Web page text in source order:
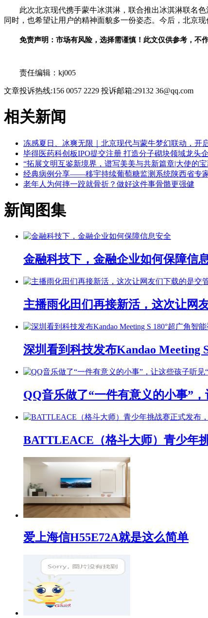
此次北京现代携手蒙牛冰淇淋，联合推出冰淇淋联名
同时，也希望让用户的精神面貌多一份姿态。今后，北京
免责声明：市场有风险，选择需谨慎！此文仅供参考，不作
责任编辑：kj005
文章投诉热线:156 0057 2229 投诉邮箱:29132 36@qq.com
相关新闻
冻感夏日、冰爽无限｜北京现代与蒙牛梦幻联动，开
毕得医药科创板IPO提交注册 打造分子砌块领域龙头
“拓展文明互鉴新境界，谱写美美与共新篇章|大使的
经典病例分享——移宇持续葡萄糖监测系统陕西省专
老年人为何摔一跤就骨折？做好这件事骨骼更强健
新闻图集
金融科技下，金融企业如何保障信
主播雨化田们再接新活，这次让网
深圳看到科技发布Kandao Meeting
QQ音乐做了“一件有意义的小事”
BATTLEACE（格斗大师）青少年
爱上海信H55E72A就是这么简单